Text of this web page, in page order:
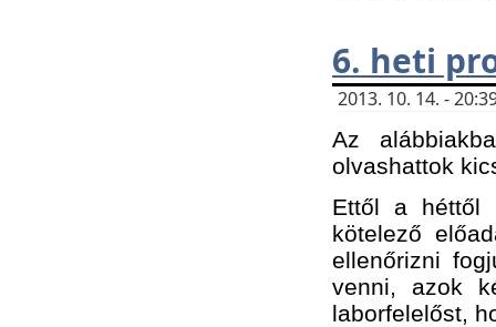
6. heti
2013. 10. 14. -
Az
olvashattok
Ettől a héttől
kötelező
ellenőrizni
venni, azok
laborfelelőst,